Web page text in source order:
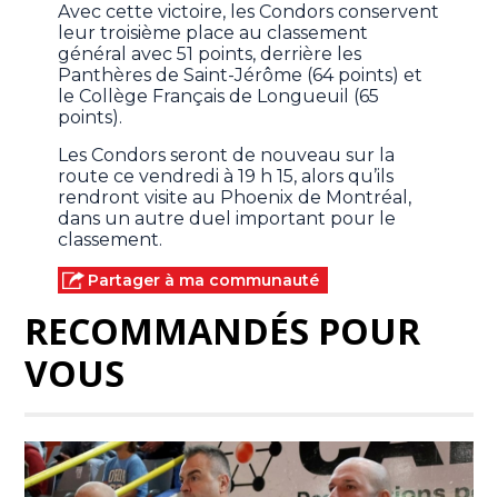
Avec cette victoire, les Condors conservent
leur troisième place au classement
général avec 51 points, derrière les
Panthères de Saint-Jérôme (64 points) et
le Collège Français de Longueuil (65
points).
Les Condors seront de nouveau sur la
route ce vendredi à 19 h 15, alors qu’ils
rendront visite au Phoenix de Montréal,
dans un autre duel important pour le
classement.
Partager à ma communauté
RECOMMANDÉS POUR
VOUS